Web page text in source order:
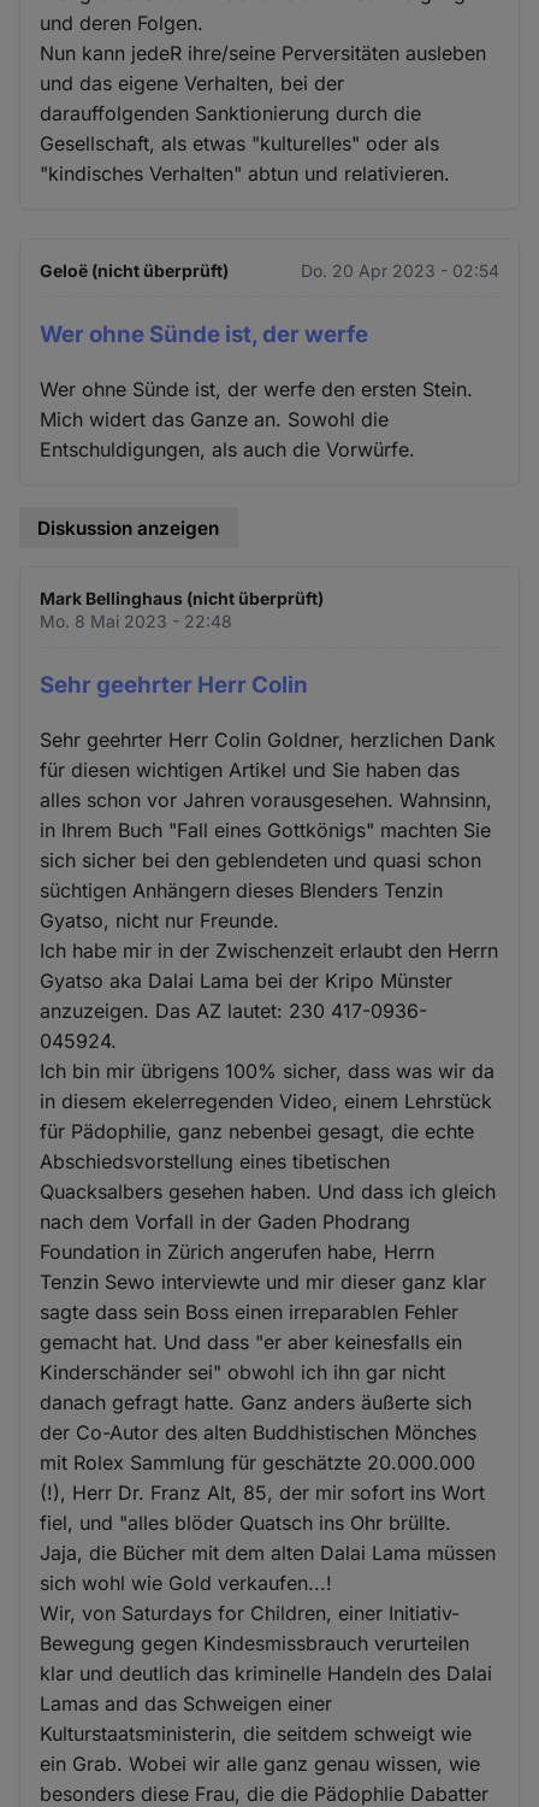
und deren Folgen.
Nun kann jedeR ihre/seine Perversitäten ausleben
und das eigene Verhalten, bei der
darauffolgenden Sanktionierung durch die
Gesellschaft, als etwas "kulturelles" oder als
"kindisches Verhalten" abtun und relativieren.
Geloë (nicht überprüft) Do. 20 Apr 2023 - 02:54
Wer ohne Sünde ist, der werfe
Wer ohne Sünde ist, der werfe den ersten Stein.
Mich widert das Ganze an. Sowohl die
Entschuldigungen, als auch die Vorwürfe.
Diskussion anzeigen
Mark Bellinghaus (nicht überprüft)
Mo. 8 Mai 2023 - 22:48
Sehr geehrter Herr Colin
Sehr geehrter Herr Colin Goldner, herzlichen Dank
für diesen wichtigen Artikel und Sie haben das
alles schon vor Jahren vorausgesehen. Wahnsinn,
in Ihrem Buch "Fall eines Gottkönigs" machten Sie
sich sicher bei den geblendeten und quasi schon
süchtigen Anhängern dieses Blenders Tenzin
Gyatso, nicht nur Freunde.
Ich habe mir in der Zwischenzeit erlaubt den Herrn
Gyatso aka Dalai Lama bei der Kripo Münster
anzuzeigen. Das AZ lautet: 230 417-0936-
045924.
Ich bin mir übrigens 100% sicher, dass was wir da
in diesem ekelerregenden Video, einem Lehrstück
für Pädophilie, ganz nebenbei gesagt, die echte
Abschiedsvorstellung eines tibetischen
Quacksalbers gesehen haben. Und dass ich gleich
nach dem Vorfall in der Gaden Phodrang
Foundation in Zürich angerufen habe, Herrn
Tenzin Sewo interviewte und mir dieser ganz klar
sagte dass sein Boss einen irreparablen Fehler
gemacht hat. Und dass "er aber keinesfalls ein
Kinderschänder sei" obwohl ich ihn gar nicht
danach gefragt hatte. Ganz anders äußerte sich
der Co-Autor des alten Buddhistischen Mönches
mit Rolex Sammlung für geschätzte 20.000.000
(!), Herr Dr. Franz Alt, 85, der mir sofort ins Wort
fiel, und "alles blöder Quatsch ins Ohr brüllte.
Jaja, die Bücher mit dem alten Dalai Lama müssen
sich wohl wie Gold verkaufen...!
Wir, von Saturdays for Children, einer Initiativ-
Bewegung gegen Kindesmissbrauch verurteilen
klar und deutlich das kriminelle Handeln des Dalai
Lamas and das Schweigen einer
Kulturstaatsministerin, die seitdem schweigt wie
ein Grab. Wobei wir alle ganz genau wissen, wie
besonders diese Frau, die die Pädophlie Dabatter